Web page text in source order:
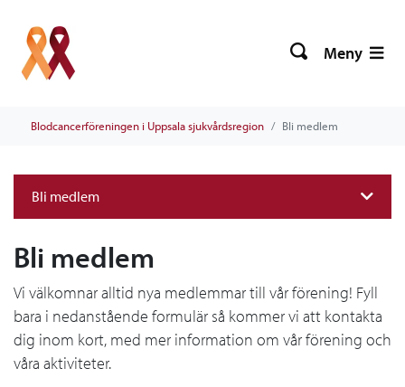
Meny
Blodcancerföreningen i Uppsala sjukvårdsregion Bli medlem
Bli medlem
Bli medlem
Vi välkomnar alltid nya medlemmar till vår förening! Fyll
bara i nedanstående formulär så kommer vi att kontakta
dig inom kort, med mer information om vår förening och
våra aktiviteter.